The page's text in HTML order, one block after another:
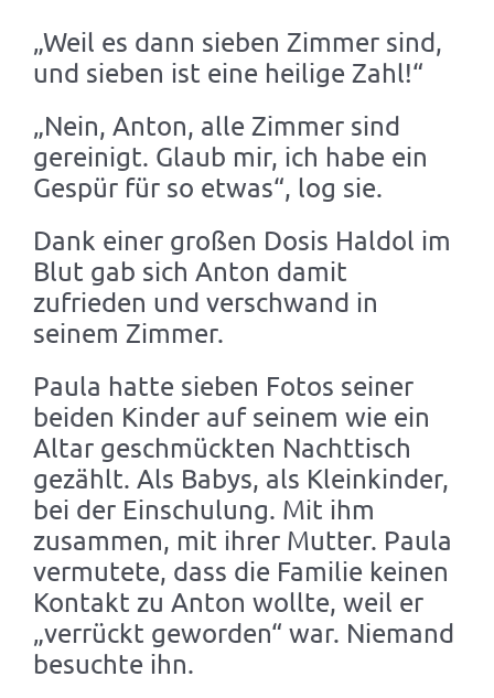
„Weil es dann sieben Zimmer sind,
und sieben ist eine heilige Zahl!“
„Nein, Anton, alle Zimmer sind
gereinigt. Glaub mir, ich habe ein
Gespür für so etwas“, log sie.
Dank einer großen Dosis Haldol im
Blut gab sich Anton damit
zufrieden und verschwand in
seinem Zimmer.
Paula hatte sieben Fotos seiner
beiden Kinder auf seinem wie ein
Altar geschmückten Nachttisch
gezählt. Als Babys, als Kleinkinder,
bei der Einschulung. Mit ihm
zusammen, mit ihrer Mutter. Paula
vermutete, dass die Familie keinen
Kontakt zu Anton wollte, weil er
„verrückt geworden“ war. Niemand
besuchte ihn.